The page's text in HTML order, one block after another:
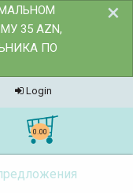
×
35 AZN,
ПО
Login
0.00